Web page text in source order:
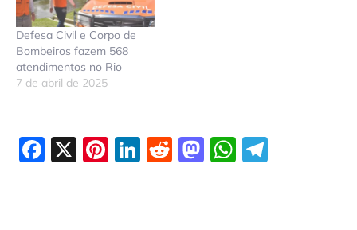
Defesa Civil e Corpo de
Bombeiros fazem 568
atendimentos no Rio
7 de abril de 2025
Facebook
X Pinterest
LinkedIn
Reddit
Mastodon